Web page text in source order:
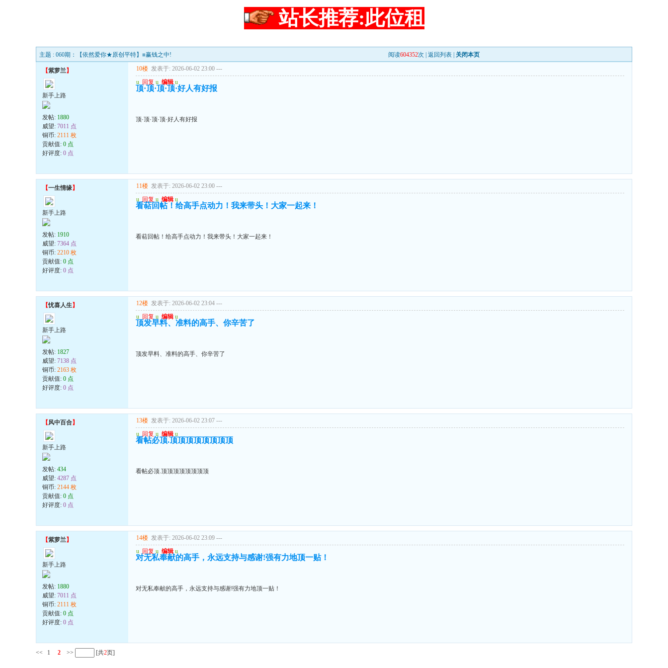
站长推荐:此位租
主题 : 060期：【依然爱你★原创平特】≡赢钱之中! 阅读604352次 | 返回列表 关闭本页
【紫萝兰】
新手上路
发帖: 1880
威望: 7011 点
铜币: 2111 枚
贡献值: 0 点
好评度: 0 点
10楼 发表于: 2026-06-02 23:00 ---
u 回复 u 编辑 u
顶·顶·顶·顶·好人有好报
顶·顶·顶·顶·好人有好报
【一生情缘】
新手上路
发帖: 1910
威望: 7364 点
铜币: 2210 枚
贡献值: 0 点
好评度: 0 点
11楼 发表于: 2026-06-02 23:00 ---
u 回复 u 编辑 u
看萜回帖！给高手点动力！我来带头！大家一起来！
看萜回帖！给高手点动力！我来带头！大家一起来！
【忧喜人生】
新手上路
发帖: 1827
威望: 7138 点
铜币: 2163 枚
贡献值: 0 点
好评度: 0 点
12楼 发表于: 2026-06-02 23:04 ---
u 回复 u 编辑 u
顶发早料、准料的高手、你辛苦了
顶发早料、准料的高手、你辛苦了
【风中百合】
新手上路
发帖: 434
威望: 4287 点
铜币: 2144 枚
贡献值: 0 点
好评度: 0 点
13楼 发表于: 2026-06-02 23:07 ---
u 回复 u 编辑 u
看帖必顶.顶顶顶顶顶顶顶顶
看帖必顶.顶顶顶顶顶顶顶顶
【紫萝兰】
新手上路
发帖: 1880
威望: 7011 点
铜币: 2111 枚
贡献值: 0 点
好评度: 0 点
14楼 发表于: 2026-06-02 23:09 ---
u 回复 u 编辑 u
对无私奉献的高手，永远支持与感谢!强有力地顶一贴！
对无私奉献的高手，永远支持与感谢!强有力地顶一贴！
<< 1 2 >> [共2页]